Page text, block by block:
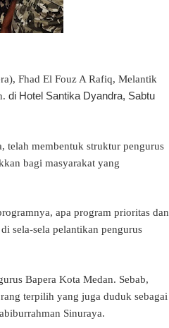
Fhad El Fouz A Rafiq, Melantik
di Hotel Santika Dyandra, Sabtu
telah membentuk struktur pengurus
bagi masyarakat yang
apa program prioritas dan
sela-sela pelantikan pengurus
Bapera Kota Medan. Sebab,
terpilih yang juga duduk sebagai
Sinuraya.